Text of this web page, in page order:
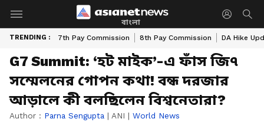
বাংলা
TRENDING : 7th Pay Commission 8th Pay Commission DA Hike
G7 Summit: ‘হট মাইক’-এ ফাঁস জি৭
সম্মেলনের গোপন কথা! বন্ধ দরজার
আড়ালে কী বলছিলেন বিশ্বনেতারা?
Author : Parna Sengupta | ANI | World News